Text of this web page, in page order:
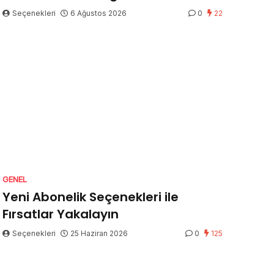
Seçenekleri 6 Ağustos 2026 0 22
GENEL
Yeni Abonelik Seçenekleri ile
Fırsatlar Yakalayın
Seçenekleri 25 Haziran 2026 0 125